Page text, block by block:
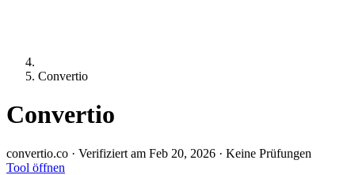
Convertio
Convertio
convertio.co · Verifiziert am Feb 20, 2026 · Keine Prüfungen
Tool öffnen